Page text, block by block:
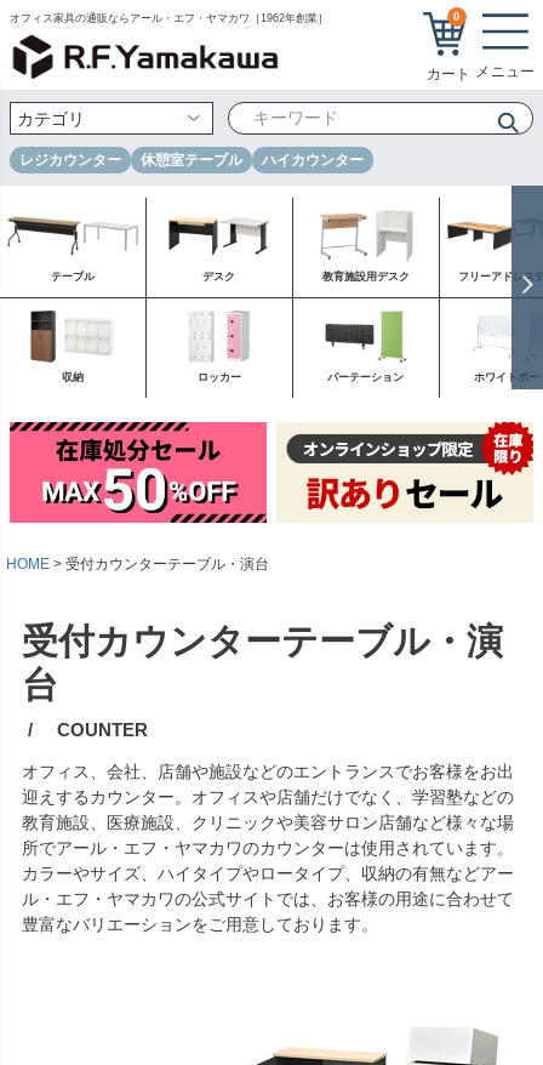
オフィス家具の通販ならアール・エフ・ヤマカワ［1962年創業］ 0
レジカウンター 休憩室テーブル ハイカウンター
テーブル デスク 教育施設用デスク フリーアドレス
収納 ロッカー パーテーション ホワイトボー
HOME 受付カウンターテーブル・演台
受付カウンターテーブル・演
台
COUNTER
オフィス、会社、店舗や施設などのエントランスでお客様をお出
迎えするカウンター。オフィスや店舗だけでなく、学習塾などの
教育施設、医療施設、クリニックや美容サロン店舗など様々な場
所でアール・エフ・ヤマカワのカウンターは使用されています。
カラーやサイズ、ハイタイプやロータイプ、収納の有無などアー
ル・エフ・ヤマカワの公式サイトでは、お客様の用途に合わせて
豊富なバリエーションをご用意しております。